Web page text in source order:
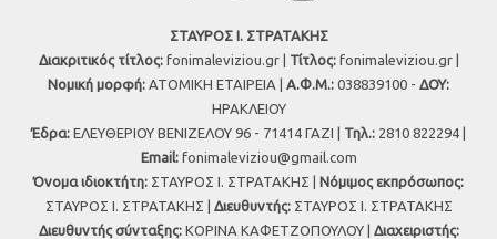
ΣΤΑΥΡΟΣ Ι. ΣΤΡΑΤΑΚΗΣ
Διακριτικός τίτλος:fonimaleviziou.gr | Τίτλος:fonimaleviziou.gr |
Νομική μορφή: ΑΤΟΜΙΚΗ ΕΤΑΙΡΕΙΑ | Α.Φ.Μ.: 038839100 - ΔΟΥ:
ΗΡΑΚΛΕΙΟΥ
Έδρα: ΕΛΕΥΘΕΡΙΟΥ ΒΕΝΙΖΕΛΟΥ 96 - 71414 ΓΑΖΙ | Τηλ.: 2810 822294 |
Εmail: fonimaleviziou@gmail.com
Όνομα ιδιοκτήτη: ΣΤΑΥΡΟΣ Ι. ΣΤΡΑΤΑΚΗΣ | Νόμιμος εκπρόσωπος:
ΣΤΑΥΡΟΣ Ι. ΣΤΡΑΤΑΚΗΣ | Διευθυντής:ΣΤΑΥΡΟΣ Ι. ΣΤΡΑΤΑΚΗΣ
Διευθυντής σύνταξης:ΚΟΡΙΝΑ ΚΑΦΕΤΖΟΠΟΥΛΟΥ | Διαχειριστής: